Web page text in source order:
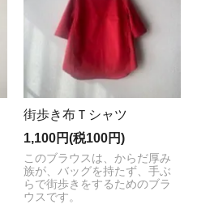
街歩き布Ｔシャツ
1,100円(税100円)
このブラウスは、からだ厚み
族が、バッグを持たず、手ぶ
らで街歩きをするためのブラ
ウスです。